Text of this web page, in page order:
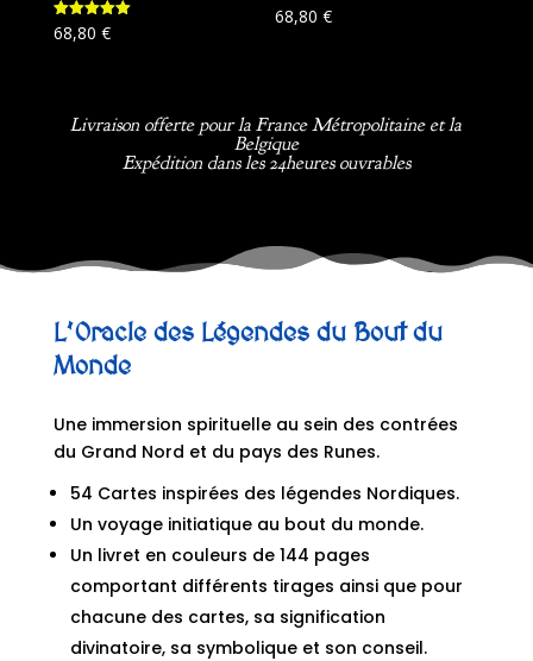
Note
5.00
68,80 €
Note
5.00
68,80€
Livraison offerte pour la France Métropolitaine et la
Belgique
Expédition dans les 24heures ouvrables
L’Oracle des Légendes du Bout du
Monde
Une immersion spirituelle au sein des contrées
du Grand Nord et du pays des Runes.
54 Cartes inspirées des légendes Nordiques.
Un voyage initiatique au bout du monde.
Un livret en couleurs de 144 pages
comportant différents tirages ainsi que pour
chacune des cartes, sa signification
divinatoire, sa symbolique et son conseil.